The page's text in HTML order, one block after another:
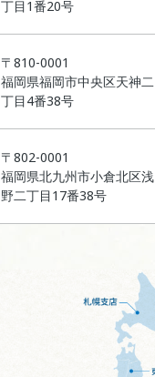
丁目1番20号
〒810-0001
福岡県福岡市中央区天神二
丁目4番38号
〒802-0001
福岡県北九州市小倉北区浅
野二丁目17番38号